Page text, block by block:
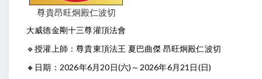
尊貴昂旺炯殿仁波切
大威德金剛十三尊灌頂法會
🔹授灌上師：尊貴東頂法王 夏巴曲傑 昂旺炯殿仁波切
🔸日期：2026年6月20日(六)～2026年6月21日(日)